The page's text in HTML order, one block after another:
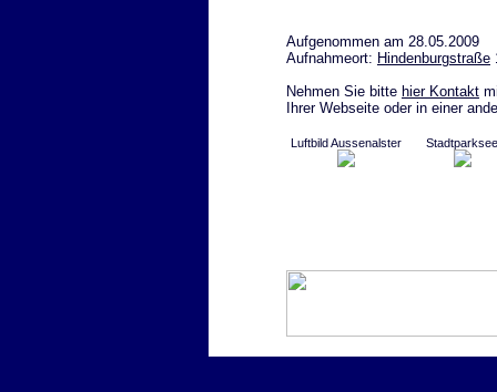
Aufgenommen am 28.05.2009
Aufnahmeort: Hindenburgstraße
Nehmen Sie bitte hier Kontakt
Ihrer Webseite oder in einer
Luftbild Aussenalster Stadtparksee